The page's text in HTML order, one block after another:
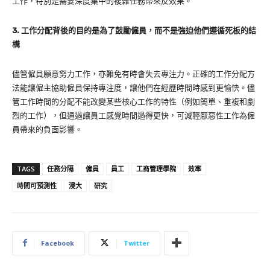
3. 工作分配背後的目的是為了鼓勵僱員，而不是強迫他們遵循死板的結
構
儘管僱員願意努力工作，亦難免有時會失去專注力。正確的工作分配方
法能讓僱主協助僱員保持專注度，讓他們在經歷時間時感到更愉快。儘
管工作時間的分配不能改變某些核心工作的特性（例如簡單、重複和劇
烈的工作），但通過讓員工感覺時間過得更快，可減輕厭惡性工作為僱
員帶來的負面影響。
TAGS 任務分隔 僱員 員工 工商管理學院
效率
時間可預測性
浸大 研究
Facebook Twitter